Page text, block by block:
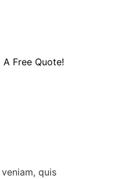
A Free Quote!
quis